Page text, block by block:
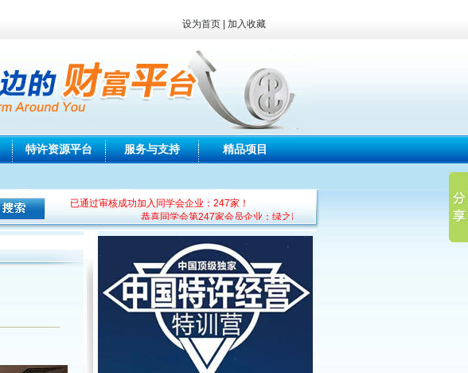
设为首页| 加入收藏
特许资源平台 服务与支持 精品项目
已通过审核成功加入同学会企业：247家！
恭喜同学会第247家会员企业：绿之韵生物工程集团有限公司加入！